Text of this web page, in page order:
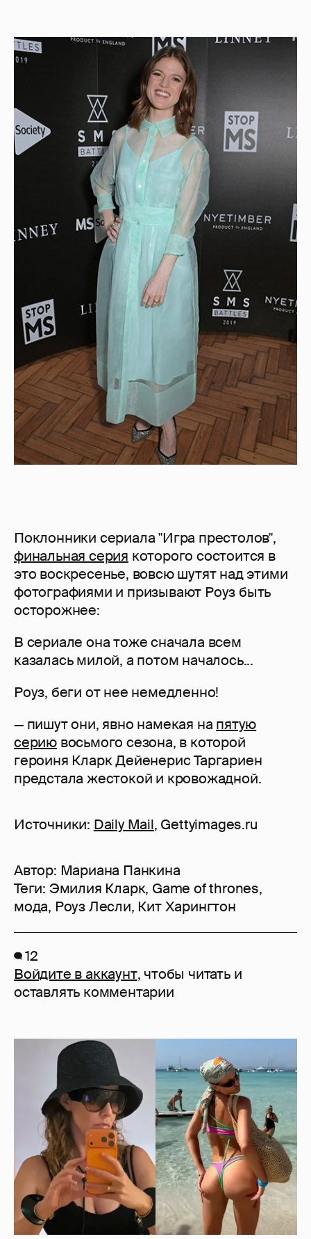
Поклонники сериала "Игра престолов",
финальная серия которого состоится в
это воскресенье, вовсю шутят над этими
фотографиями и призывают Роуз быть
осторожнее:
В сериале она тоже сначала всем
казалась милой, а потом началось...
Роуз, беги от нее немедленно!
— пишут они, явно намекая на пятую
серию восьмого сезона, в которой
героиня Кларк Дейенерис Таргариен
предстала жестокой и кровожадной.
Источники: Daily Mail, Gettyimages.ru
Автор: Мариана Панкина
Теги: Эмилия Кларк, Game of thrones,
мода, Роуз Лесли, Кит Харингтон
12
Войдите в аккаунт, чтобы читать и
оставлять комментарии